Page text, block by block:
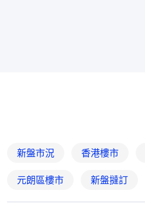
新盤市況 香港樓市
元朗區樓市 新盤撻訂